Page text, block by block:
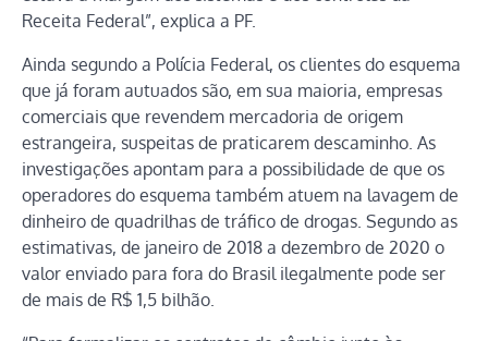
Receita Federal”, explica a PF.
Ainda segundo a Polícia Federal, os clientes do esquema
que já foram autuados são, em sua maioria, empresas
comerciais que revendem mercadoria de origem
estrangeira, suspeitas de praticarem descaminho. As
investigações apontam para a possibilidade de que os
operadores do esquema também atuem na lavagem de
dinheiro de quadrilhas de tráfico de drogas. Segundo as
estimativas, de janeiro de 2018 a dezembro de 2020 o
valor enviado para fora do Brasil ilegalmente pode ser
de mais de R$ 1,5 bilhão.